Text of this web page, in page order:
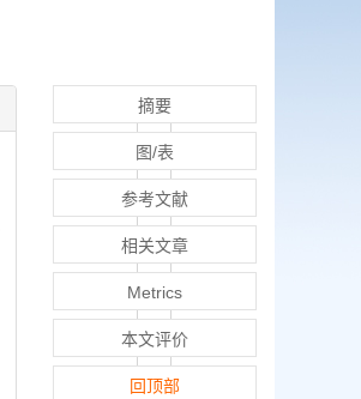
摘要
图/表
参考文献
相关文章
Metrics
本文评价
回顶部